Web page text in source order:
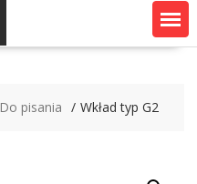
Do pisania Wkład typ G2